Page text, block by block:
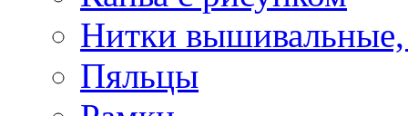
Нитки
Пяльцы